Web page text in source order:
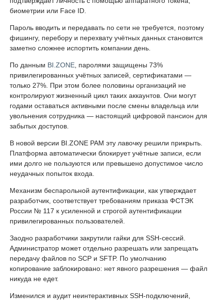
биометрии или Face ID.
Пароль вводить и передавать по сети не требуется, поэтому
фишингу, перебору и перехвату учётных данных становится
заметно сложнее испортить компании день.
По данным BI.ZONE , паролями защищены 73%
привилегированных учётных записей, сертификатами —
только 27%. При этом более половины организаций не
контролируют жизненный цикл таких аккаунтов. Они могут
годами оставаться активными после смены владельца или
увольнения сотрудника — настоящий цифровой пансион для
забытых доступов.
В новой версии BI.ZONE PAM эту лавочку решили прикрыть.
Платформа автоматически блокирует учётные записи, если
ими долго не пользуются или превышено допустимое число
неудачных попыток входа.
Механизм беспарольной аутентификации, как утверждает
разработчик, соответствует требованиям приказа ФСТЭК
России № 117 к усиленной и строгой аутентификации
привилегированных пользователей.
Заодно разработчики закрутили гайки для SSH-сессий.
Администратор может отдельно разрешать или запрещать
передачу файлов по SCP и SFTP. По умолчанию
копирование заблокировано: нет явного разрешения — файл
никуда не едет.
Изменился и аудит неинтерактивных SSH-подключений,